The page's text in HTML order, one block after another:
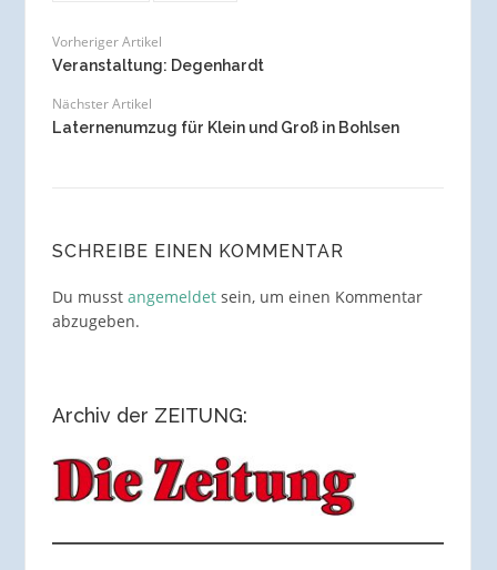
Vorheriger Artikel
Veranstaltung: Degenhardt
Nächster Artikel
Laternenumzug für Klein und Groß in Bohlsen
SCHREIBE EINEN KOMMENTAR
Du musst angemeldetsein, um einen Kommentar
abzugeben.
Archiv der ZEITUNG: